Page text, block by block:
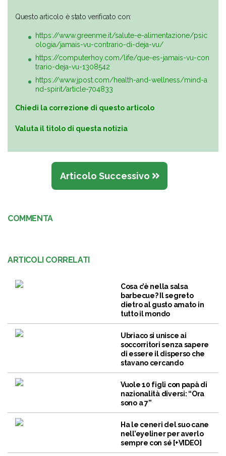
Questo articolo è stato verificato con:
https://www.greenme.it/salute-e-alimentazione/psic
ologia/jamais-vu-contrario-di-deja-vu/
https://computerhoy.com/life/que-es-jamais-vu-con
trario-deja-vu-1308542
https://www.jpost.com/health-and-wellness/mind-a
nd-spirit/article-704833
Chiedi la correzione di questo articolo
Valuta il titolo di questa notizia
Articolo Successivo
COMMENTA
ARTICOLI CORRELATI
Cosa c’è nella salsa
barbecue? Il segreto
dietro al gusto amato in
tutto il mondo
Ubriaco si unisce ai
soccorritori senza sapere
di essere il disperso che
stavano cercando
Vuole 10 figli con papà di
nazionalità diversi: “Ora
sono a 7”
Ha le ceneri del suo cane
nell’eyeliner per averlo
sempre con sé [+VIDEO]